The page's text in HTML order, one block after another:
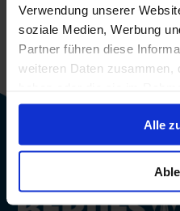
Verwendung unserer
soziale Medien, Werbung
Partner führen diese
weiteren Daten zusammen,
gesammelt haben.
Alle